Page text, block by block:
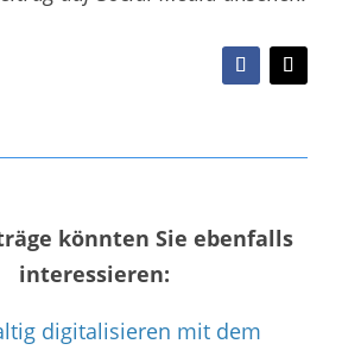
könnten Sie ebenfalls
interessieren:
digitalisieren mit dem